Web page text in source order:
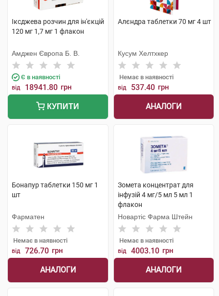
Іксджева розчин для ін'єкцій
120 мг 1,7 мг 1 флакон
Амджен Європа Б. В.
Є в наявності
від 18941.80 грн
КУПИТИ
Алєндра таблетки 70 мг 4 шт
Кусум Хелтхкер
Немає в наявності
від 537.40 грн
АНАЛОГИ
Бонапур таблетки 150 мг 1
шт
Фарматен
Немає в наявності
від 726.70 грн
АНАЛОГИ
Зомета концентрат для
інфузій 4 мг/5 мл 5 мл 1
флакон
Новартіс Фарма Штейн
Немає в наявності
від 4003.10 грн
АНАЛОГИ